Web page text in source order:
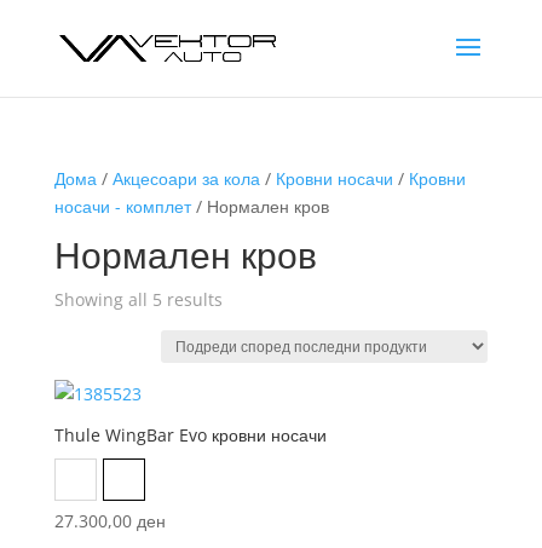
Дома/ Акцесоари за кола/ Кровни носачи / Кровни
носачи - комплет/ Нормален кров
Нормален кров
Showing all 5 resultsSorted
latest
Thule WingBar Evo кровни носачи
27.300,00 ден